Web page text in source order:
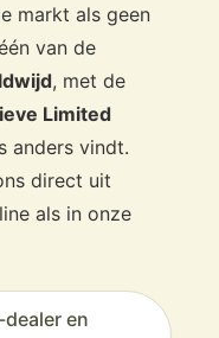
markt als geen
van de
, met de
Limited
anders vindt.
direct uit
als in onze
en